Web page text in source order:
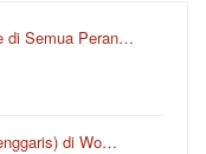
di Semua Peran…
di Wo…